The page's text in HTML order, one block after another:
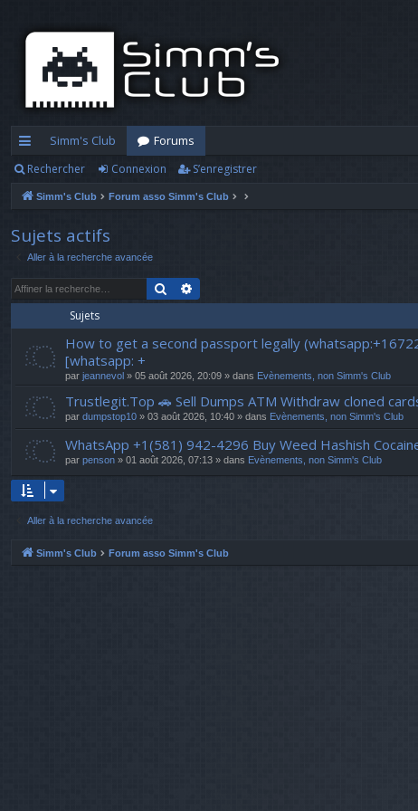
cc
ès
ra
pi
d
Simm's Club
Forums
Rechercher Connexion S’enregistrer
Simm's Club Forum asso Simm's Club
Sujets actifs
Aller à la recherche avancée
Rechercher
Sujets
How to get a second passport legally
[whatsapp: +
par jeannevol » 05 août 2026, 20:09 » dans Evènements, non Simm's Club
Trustlegit.Top 🚗 Sell Dumps ATM Withdraw cloned
par dumpstop10 » 03 août 2026, 10:40 » dans Evènements, non Simm's Club
WhatsApp +1(581) 942-4296 Buy Weed Hashish
par penson » 01 août 2026, 07:13 » dans Evènements, non Simm's Club
Aller à la recherche avancée
Simm's Club Forum asso Simm's Club